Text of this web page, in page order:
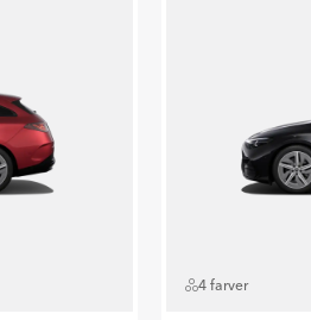
4 farver